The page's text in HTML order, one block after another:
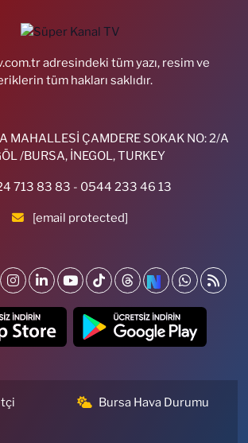
adresindeki tüm yazı, resim ve
tüm hakları saklıdır.
MAHALLESİ ÇAMDERE SOKAK NO: 2/A
/BURSA, İNEGOL, TURKEY
713 83 83 - 0544 233 46 13
[email protected]
Bursa Hava Durumu